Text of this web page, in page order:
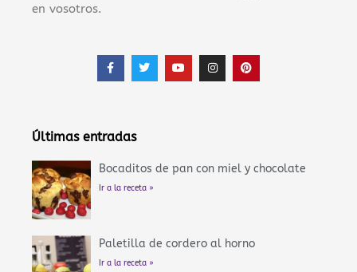
en vosotros.
F
a
c
k
T
w
i
Y
o
u
I
n
s
P
i
n
Últimas entradas
Bocaditos de pan con miel y chocolate
Ir a la receta »
Paletilla de cordero al horno
Ir a la receta »